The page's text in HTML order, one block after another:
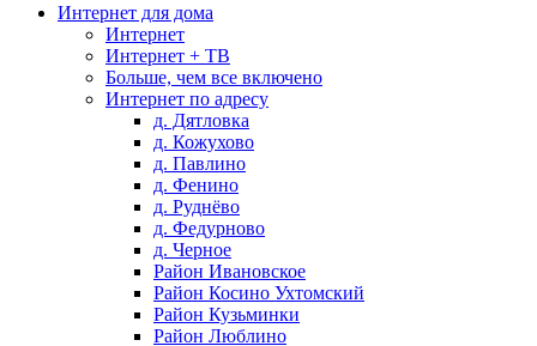
Интернет для дома
Интернет
Интернет + ТВ
Больше, чем все включено
Интернет по адресу
д. Дятловка
д. Кожухово
д. Павлино
д. Фенино
д. Руднёво
д. Федурново
д. Черное
Район Ивановское
Район Косино Ухтомский
Район Кузьминки
Район Люблино